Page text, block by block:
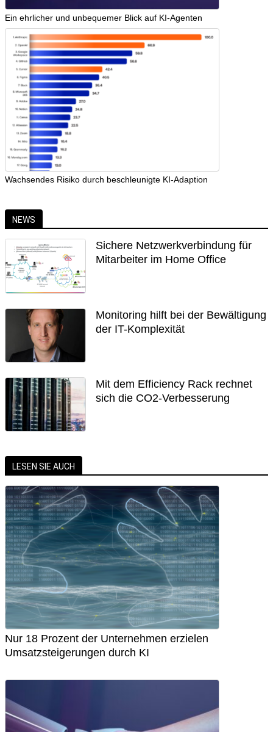
Ein ehrlicher und unbequemer Blick auf KI-Agenten
Wachsendes Risiko durch beschleunigte KI-Adaption
NEWS
Sichere Netzwerkverbindung für
Mitarbeiter im Home Office
Monitoring hilft bei der Bewältigung
der IT-Komplexität
Mit dem Efficiency Rack rechnet
sich die CO2-Verbesserung
LESEN SIE AUCH
Nur 18 Prozent der Unternehmen erzielen
Umsatzsteigerungen durch KI